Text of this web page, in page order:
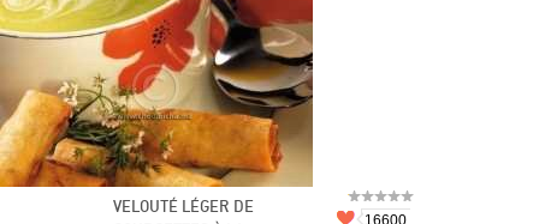
VELOUTÉ LÉGER DE
16600